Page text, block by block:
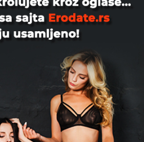
Zanna, 42
profesionalnu erotsku masažu — čul...
Ako želiš da se prepustiš dodirima koji
bude sva čula – javi se. Strogo
diskretno. Za sve ostalo ...